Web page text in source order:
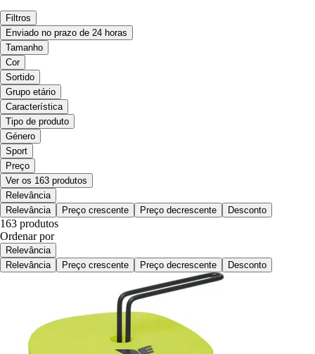
Filtros
Enviado no prazo de 24 horas
Tamanho
Cor
Sortido
Grupo etário
Característica
Tipo de produto
Género
Sport
Preço
Ver os 163 produtos
Relevância
Relevância
Preço crescente Preço decrescente Desconto
163 produtos
Ordenar por
Relevância
Relevância
Preço crescente Preço decrescente Desconto